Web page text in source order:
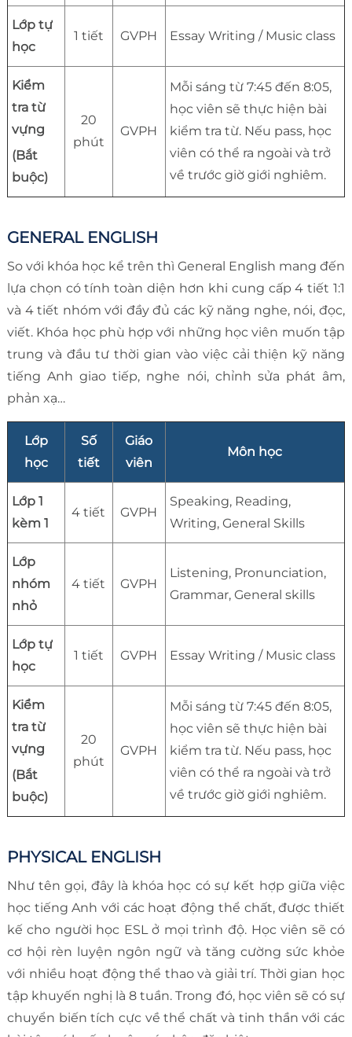
Lớp tự
học
1 tiết GVPH Essay Writing / Music class
Kiểm
tra từ
vựng
(Bắt
buộc)
20
phút
GVPH
Mỗi sáng từ 7:45 đến 8:05,
học viên sẽ thực hiện bài
kiểm tra từ. Nếu pass, học
viên có thể ra ngoài và trở
về trước giờ giới nghiêm.
GENERAL ENGLISH
So với khóa học kể trên thì General English mang đến
lựa chọn có tính toàn diện hơn khi cung cấp 4 tiết 1:1
và 4 tiết nhóm với đầy đủ các kỹ năng nghe, nói, đọc,
viết. Khóa học phù hợp với những học viên muốn tập
trung và đầu tư thời gian vào việc cải thiện kỹ năng
tiếng Anh giao tiếp, nghe nói, chỉnh sửa phát âm,
phản xạ…
Lớp
học
Số
tiết
Giáo
viên
Môn học
Lớp 1
kèm 1
4 tiết GVPH
Speaking, Reading,
Writing, General Skills
Lớp
nhóm
nhỏ
4 tiết GVPH
Listening, Pronunciation,
Grammar, General skills
Lớp tự
học
1 tiết GVPH Essay Writing / Music class
Kiểm
tra từ
vựng
(Bắt
buộc)
20
phút
GVPH
Mỗi sáng từ 7:45 đến 8:05,
học viên sẽ thực hiện bài
kiểm tra từ. Nếu pass, học
viên có thể ra ngoài và trở
về trước giờ giới nghiêm.
PHYSICAL ENGLISH
Như tên gọi, đây là khóa học có sự kết hợp giữa việc
học tiếng Anh với các hoạt động thể chất, được thiết
kế cho người học ESL ở mọi trình độ. Học viên sẽ có
cơ hội rèn luyện ngôn ngữ và tăng cường sức khỏe
với nhiều hoạt động thể thao và giải trí. Thời gian học
tập khuyến nghị là 8 tuần. Trong đó, học viên sẽ có sự
chuyển biến tích cực về thể chất và tinh thần với các